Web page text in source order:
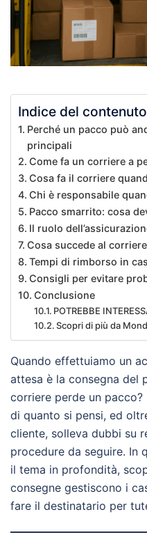
Indice del contenuto
Perché un pacco può
principali
Come fa un corriere a
Cosa fa il corriere
Chi è responsabile
Pacco smarrito: cosa
Il ruolo
Cosa succede al
Tempi di rimborso in
Consigli per evitare
Conclusione
POTREBBE
Scopri di più da
Quando effettuiamo un
attesa è la consegna del
corriere perde un pacco?
di quanto si pensi, ed
cliente, solleva dubbi su
procedure da seguire. In
il tema in profondità,
consegne gestiscono i
fare il destinatario per